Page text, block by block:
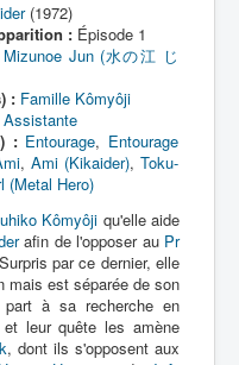
(1972)
:Épisode 1
Mizunoe Jun (水の江 じ
: Famille Kômyôji
Assistante
: Entourage, Entourage
, Ami (Kikaider), Toku-
(Metal Hero)
Kômyôji qu'elle aide
afin de l'opposer au Pr
par ce dernier, elle
mais est séparée de son
à sa recherche en
et leur quête les amène
, dont ils s'opposent aux